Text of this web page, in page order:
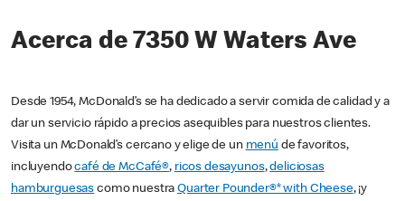
Acerca de 7350 W Waters Ave
Desde 1954, McDonald’s se ha dedicado a servir comida de calidad y a
dar un servicio rápido a precios asequibles para nuestros clientes.
Visita un McDonald’s cercano y elige de un menú de favoritos,
incluyendocafé de McCafé®, ricos desayunos,deliciosas
hamburguesas como nuestraQuarter Pounder®* with Cheese, ¡y